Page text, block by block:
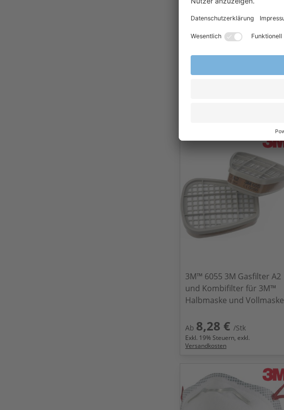
Formaldehyd
3M™ 6055 3M Gasfilter A2
und Kombifilter für 3M™
Halbmaske und Vollmaske
Ab 8,28 € /Stk
Exkl. 19% Steuern, exkl.
Versandkosten